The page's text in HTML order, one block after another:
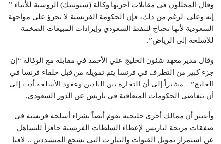
وقال المحللون في مقابلات أجرتها وكالة (سبوتنيك) الروسية للأنباء ”
إنه وعلى الرغم من ذلك، فإن الحكومة الفرنسية لا تجرؤ على مواجهة
السعودية لأنها تحتاج للنفط السعودي وإيرادات المبيعات الضخمة
للأسلحة إلى الرياض”.
وقال مدير معهد شئون الخليج علي الأحمد في مقابلة مع الوكالة “إن
جزء كبير من التطرف في فرنسا يتم تمويله من قبل حلفاء فرنسا في
الخليج” .. مشيراً إلى أن التجارة بين البلدين وعقود الأسلحة أدت إلى
أن تتغاضى الحكومات المتعاقبة في باريس عن الدور السعودي.
وأعتبر أن ممالك أخرى خليجية تقوم أيضاً بشراء أسلحة فرنسية في
صفقات مربحة لباريس لإعطاء السلطات الفرنسية حافزاً للتساهل
عن استمرار تمويل القنوات والتيارات التي تشجع المتشددين .. لافتا